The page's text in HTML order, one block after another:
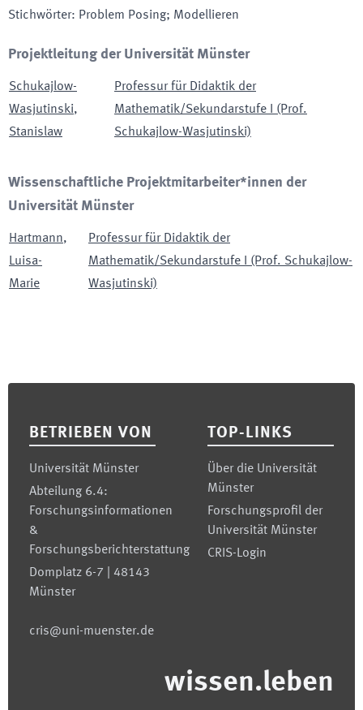
Stichwörter: Problem Posing; Modellieren
Projektleitung der Universität Münster
Schukajlow-
Wasjutinski,
Stanislaw
Professur für Didaktik der
Mathematik/Sekundarstufe I (Prof.
Schukajlow-Wasjutinski)
Wissenschaftliche Projektmitarbeiter*innen der
Universität Münster
Hartmann,
Luisa-
Marie
Professur für Didaktik der
Mathematik/Sekundarstufe I (Prof. Schukajlow-
Wasjutinski)
BETRIEBEN VON
Universität Münster
Abteilung 6.4:
Forschungsinformationen
&
Forschungsberichterstattung
Domplatz 6-7 | 48143
Münster
cris@uni-muenster.de
TOP-LINKS
Über die Universität
Münster
Forschungsprofil der
Universität Münster
CRIS-Login
wissen.leben